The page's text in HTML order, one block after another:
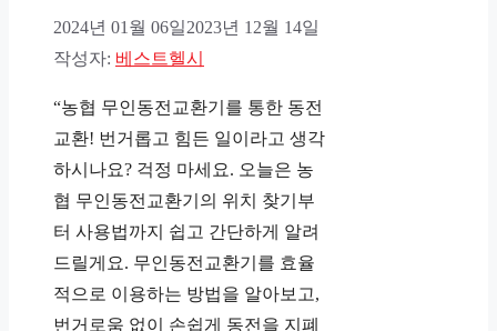
2024년 01월 06일2023년 12월 14일
작성자: 베스트헬시
“농협 무인동전교환기를 통한 동전
교환! 번거롭고 힘든 일이라고 생각
하시나요? 걱정 마세요. 오늘은 농
협 무인동전교환기의 위치 찾기부
터 사용법까지 쉽고 간단하게 알려
드릴게요. 무인동전교환기를 효율
적으로 이용하는 방법을 알아보고,
번거로움 없이 손쉽게 동전을 지폐